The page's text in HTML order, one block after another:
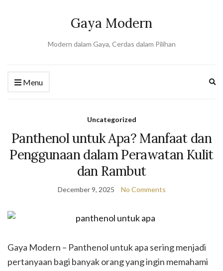
Gaya Modern
Modern dalam Gaya, Cerdas dalam Pilihan
Menu
Uncategorized
Panthenol untuk Apa? Manfaat dan
Penggunaan dalam Perawatan Kulit
dan Rambut
December 9, 2025 No Comments
Gaya Modern – Panthenol untuk apa sering menjadi
pertanyaan bagi banyak orang yang ingin memahami